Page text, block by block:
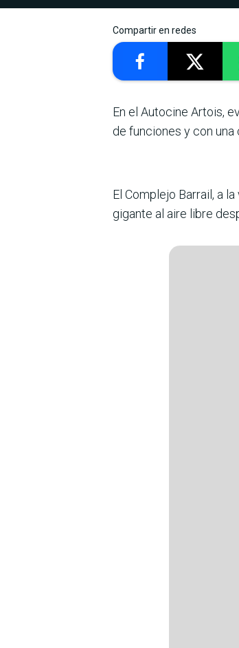
Compartir en redes
En el Autocine Artois,
de funciones y con
El Complejo Barrail, a
gigante al aire libre